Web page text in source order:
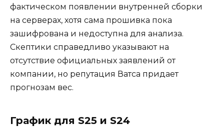
фактическом появлении внутренней сборки
на серверах, хотя сама прошивка пока
зашифрована и недоступна для анализа.
Скептики справедливо указывают на
отсутствие официальных заявлений от
компании, но репутация Ватса придает
прогнозам вес.
График для S25 и S24